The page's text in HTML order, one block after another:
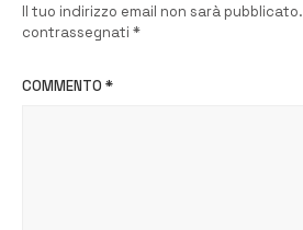
Il tuo indirizzo email non sarà pubblicato.
contrassegnati *
COMMENTO *